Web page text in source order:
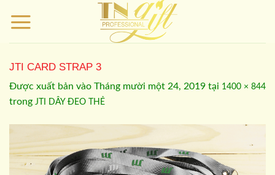
qua
JTI CARD STRAP 3
Được xuất bản vào Tháng mười một 24, 2019 tại 1400 × 844
trong JTI DÂY ĐEO THẺ